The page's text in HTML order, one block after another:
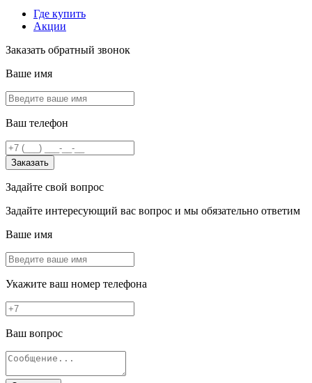
Где купить
Акции
Заказать обратный звонок
Ваше имя
Ваш телефон
Заказать
Задайте свой вопрос
Задайте интересующий вас вопрос и мы обязательно ответим
Ваше имя
Укажите ваш номер телефона
Ваш вопрос